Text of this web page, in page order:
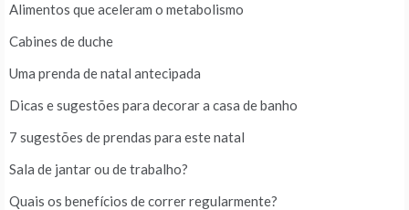
Alimentos que aceleram o metabolismo
Cabines de duche
Uma prenda de natal antecipada
Dicas e sugestões para decorar a casa de banho
7 sugestões de prendas para este natal
Sala de jantar ou de trabalho?
Quais os benefícios de correr regularmente?